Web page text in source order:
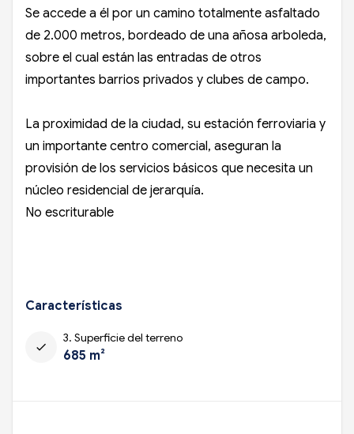
Se accede a él por un camino totalmente asfaltado
de 2.000 metros, bordeado de una añosa arboleda,
sobre el cual están las entradas de otros
importantes barrios privados y clubes de campo.
La proximidad de la ciudad, su estación ferroviaria y
un importante centro comercial, aseguran la
provisión de los servicios básicos que necesita un
núcleo residencial de jerarquía.
No escriturable
Características
check
3. Superficie del terreno
685 m²